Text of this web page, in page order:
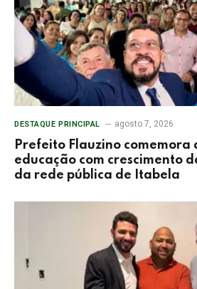
DESTAQUE PRINCIPAL agosto 7, 2026
Prefeito Flauzino comemora
educação com crescimento
da rede pública de Itabela